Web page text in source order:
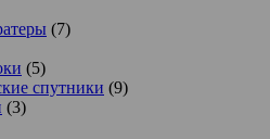
(7)
(5)
спутники (9)
(3)